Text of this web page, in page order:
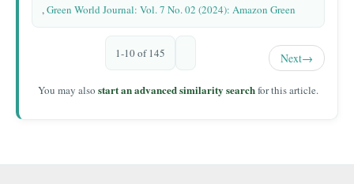
,Green World Journal: Vol. 7 No. 02 (2024): Amazon Green
1-10 of 145 Next→
You may also start an advanced similarity searchfor this article.